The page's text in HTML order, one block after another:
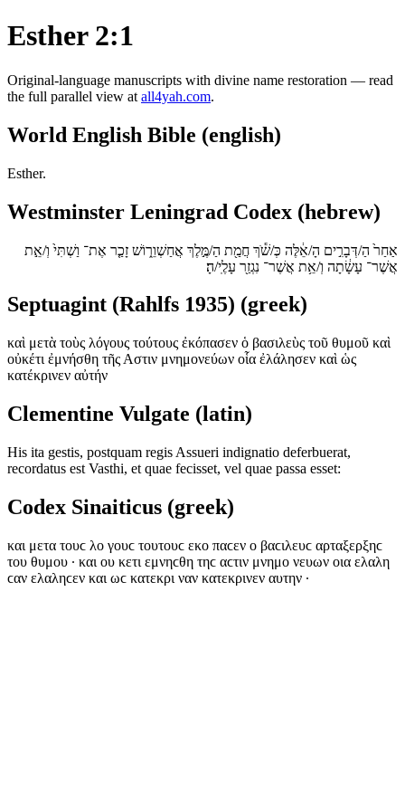
Esther 2:1
Original-language manuscripts with divine name restoration — read
the full parallel view at all4yah.com.
World English Bible (english)
Esther.
Westminster Leningrad Codex (hebrew)
אַחַר֙ הַ/דְּבָרִ֣ים הָ/אֵ֔לֶּה כְּ/שֹׁ֕ךְ חֲמַ֖ת הַ/מֶּ֣לֶךְ אֲחַשְׁוֵר֑וֹשׁ זָכַ֤ר אֶת־ וַשְׁתִּי֙ וְ/אֵ֣ת
אֲשֶׁר־ עָשָׂ֔תָה וְ/אֵ֥ת אֲשֶׁר־ נִגְזַ֖ר עָלֶֽי/הָ׃
Septuagint (Rahlfs 1935) (greek)
καὶ μετὰ τοὺς λόγους τούτους ἐκόπασεν ὁ βασιλεὺς τοῦ θυμοῦ καὶ
οὐκέτι ἐμνήσθη τῆς Αστιν μνημονεύων οἷα ἐλάλησεν καὶ ὡς
κατέκρινεν αὐτήν
Clementine Vulgate (latin)
His ita gestis, postquam regis Assueri indignatio deferbuerat,
recordatus est Vasthi, et quae fecisset, vel quae passa esset:
Codex Sinaiticus (greek)
και μετα τουϲ λο γουϲ τουτουϲ εκο παϲεν ο βαϲιλευϲ αρταξερξηϲ
του θυμου · και ου κετι εμνηϲθη τηϲ αϲτιν μνημο νευων οια ελαλη
ϲαν ελαληϲεν και ωϲ κατεκρι ναν κατεκρινεν αυτην ·